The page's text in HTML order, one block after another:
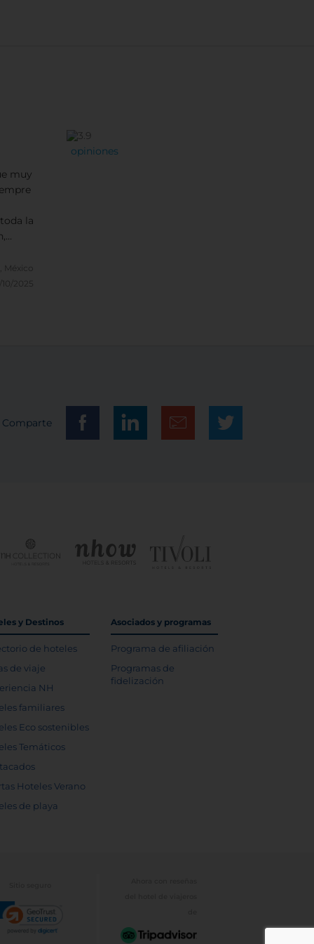
muy
la
México
10/2025
opiniones
Comparte
y Destinos
de hoteles
de viaje
NH
familiares
Eco sostenibles
Temáticos
Hoteles Verano
de playa
Asociados y programas
Programa de afiliación
Programas de
fidelización